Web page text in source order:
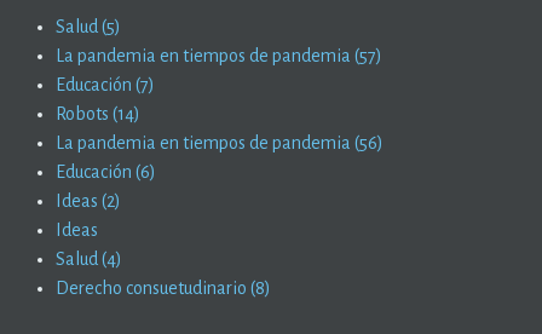
Salud (5)
La pandemia en tiempos de pandemia (57)
Educación (7)
Robots (14)
La pandemia en tiempos de pandemia (56)
Educación (6)
Ideas (2)
Ideas
Salud (4)
Derecho consuetudinario (8)